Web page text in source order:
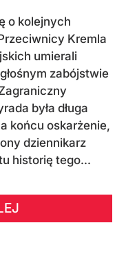
o kolejnych
Kremla
umierali
zabójstwie
była długa
końcu oskarżenie,
dziennikarz
historię tego...